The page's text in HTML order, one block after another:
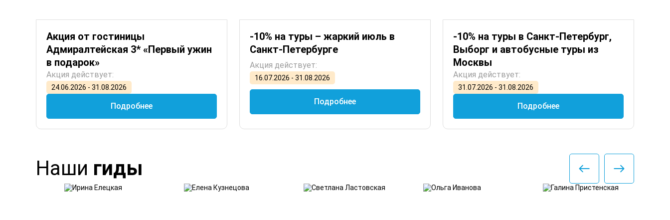
Акция от гостиницы
Адмиралтейская 3* «Первый ужин
в подарок»
Акция действует:
24.06.2026 - 31.08.2026
Подробнее
-10% на туры – жаркий июль в
Санкт-Петербурге
Акция действует:
16.07.2026 - 31.08.2026
Подробнее
-10% на туры в Санкт-Петербург,
Выборг и автобусные туры из
Москвы
Акция действует:
31.07.2026 - 31.08.2026
Подробнее
Наши гиды